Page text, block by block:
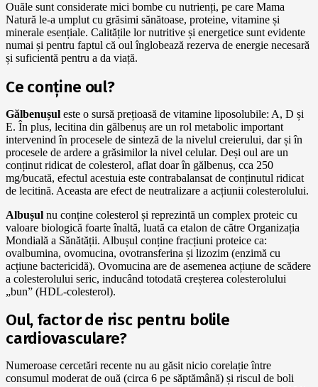
Ouăle sunt considerate mici bombe cu nutrienți, pe care Mama
Natură le-a umplut cu grăsimi sănătoase, proteine, vitamine și
minerale esențiale. Calitățile lor nutritive și energetice sunt evidente
numai și pentru faptul că oul înglobează rezerva de energie necesară
și suficientă pentru a da viață.
Ce conține oul?
Gălbenușul este o sursă prețioasă de vitamine liposolubile: A, D și
E. În plus, lecitina din gălbenuș are un rol metabolic important
intervenind în procesele de sinteză de la nivelul creierului, dar și în
procesele de ardere a grăsimilor la nivel celular. Deși oul are un
conținut ridicat de colesterol, aflat doar în gălbenuș, cca 250
mg/bucată, efectul acestuia este contrabalansat de conținutul ridicat
de lecitină. Aceasta are efect de neutralizare a acțiunii colesterolului.
Albușul nu conține colesterol și reprezintă un complex proteic cu
valoare biologică foarte înaltă, luată ca etalon de către Organizația
Mondială a Sănătății. Albușul conține fracțiuni proteice ca:
ovalbumina, ovomucina, ovotransferina și lizozim (enzimă cu
acțiune bactericidă). Ovomucina are de asemenea acțiune de scădere
a colesterolului seric, inducând totodată creșterea colesterolului
„bun” (HDL-colesterol).
Oul, factor de risc pentru bolile
cardiovasculare?
Numeroase cercetări recente nu au găsit nicio corelație între
consumul moderat de ouă (circa 6 pe săptămână) și riscul de boli